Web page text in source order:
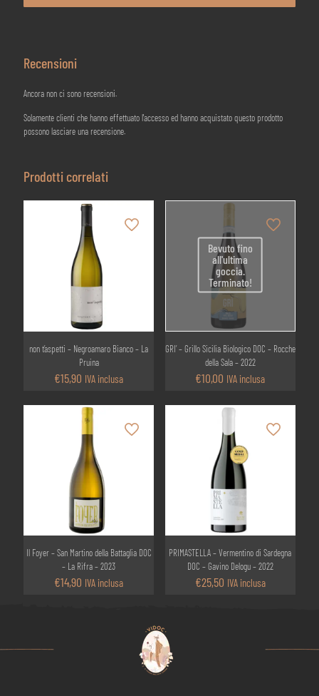
Cà
2023
Recensioni
Ancora non ci sono recensioni.
Solamente clienti che hanno effettuato l'accesso ed hanno acquistato questo prodotto
possono lasciare una recensione.
Prodotti correlati
non t’aspetti – Negroamaro Bianco – La
Pruina
€15,90 IVA inclusa
Bevuto fino
all'ultima
goccia.
Terminato!
GRI’ – Grillo Sicilia Biologico DOC – Rocche
della Sala – 2022
€10,00 IVA inclusa
Il Foyer – San Martino della Battaglia DOC
– La Rifra – 2023
€14,90 IVA inclusa
PRIMASTELLA – Vermentino di Sardegna
DOC – Gavino Delogu – 2022
€25,50 IVA inclusa